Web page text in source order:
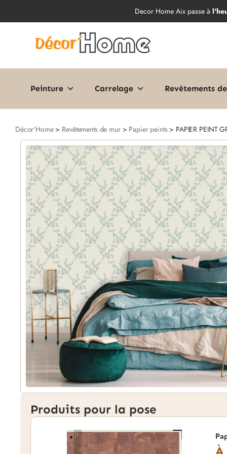
Decor Home Aix passe à
Peinture Carrelage Revêtements
Décor'Home> Revêtements de mur> Papier peints > PAPIER PEINT
Produits pour la pose